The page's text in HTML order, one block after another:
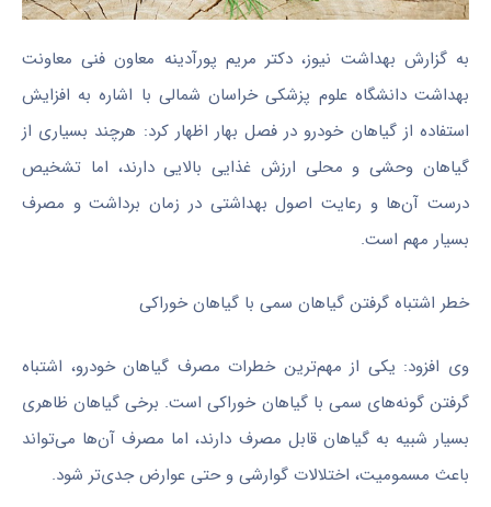
به گزارش بهداشت نیوز، دکتر مریم پورآدینه معاون فنی معاونت
بهداشت دانشگاه علوم پزشکی خراسان شمالی با اشاره به افزایش
استفاده از گیاهان خودرو در فصل بهار اظهار کرد: هرچند بسیاری از
گیاهان وحشی و محلی ارزش غذایی بالایی دارند، اما تشخیص
درست آن‌ها و رعایت اصول بهداشتی در زمان برداشت و مصرف
بسیار مهم است.
خطر اشتباه گرفتن گیاهان سمی با گیاهان خوراکی
وی افزود: یکی از مهم‌ترین خطرات مصرف گیاهان خودرو، اشتباه
گرفتن گونه‌های سمی با گیاهان خوراکی است. برخی گیاهان ظاهری
بسیار شبیه به گیاهان قابل مصرف دارند، اما مصرف آن‌ها می‌تواند
باعث مسمومیت، اختلالات گوارشی و حتی عوارض جدی‌تر شود.